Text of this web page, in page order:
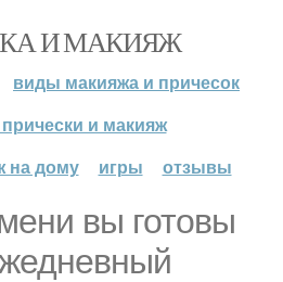
И МАКИЯЖ
виды макияжа и причесок
прически и макияж
на дому
игры отзывы
вы готовы